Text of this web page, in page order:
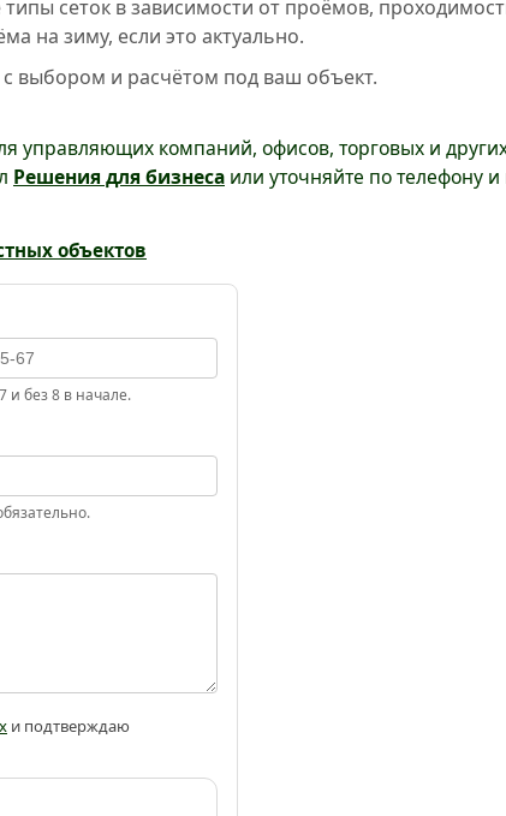
сеток в зависимости от проёмов,
на зиму, если это актуально.
и расчётом под ваш объект.
управляющих компаний, офисов, торговых и
Решения для бизнеса или уточняйте по телефону и
объектов
и без 8 в начале.
и подтверждаю